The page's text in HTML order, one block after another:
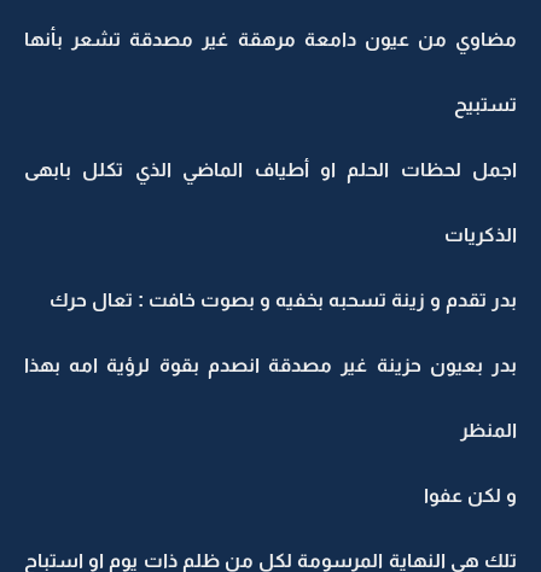
مضاوي من عيون دامعة مرهقة غير مصدقة تشعر بأنها
تستبيح
اجمل لحظات الحلم او أطياف الماضي الذي تكلل بابهى
الذكريات
بدر تقدم و زينة تسحبه بخفيه و بصوت خافت : تعال حرك
بدر بعيون حزينة غير مصدقة انصدم بقوة لرؤية امه بهذا
المنظر
و لكن عفوا
تلك هي النهاية المرسومة لكل من ظلم ذات يوم او استباح